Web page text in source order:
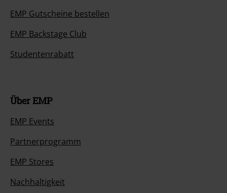
EMP Gutscheine bestellen
EMP Backstage Club
Studentenrabatt
Über EMP
EMP Events
Partnerprogramm
EMP Stores
Nachhaltigkeit